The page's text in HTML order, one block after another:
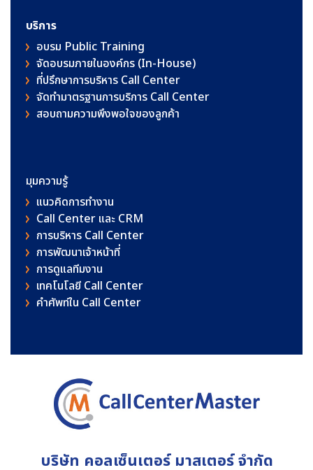
บริการ
อบรม Public Training
จัดอบรมภายในองค์กร (In-House)
ที่ปรึกษาการบริหาร Call Center
จัดทำมาตรฐานการบริการ Call Center
สอบถามความพึงพอใจของลูกค้า
มุมความรู้
แนวคิดการทำงาน
Call Center และ CRM
การบริหาร Call Center
การพัฒนาเจ้าหน้าที่
การดูแลทีมงาน
เทคโนโลยี Call Center
คําศัพท์ใน Call Center
บริษัท คอลเซ็นเตอร์ มาสเตอร์ จำกัด